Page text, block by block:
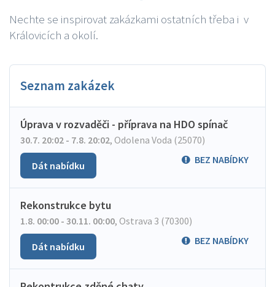
Nechte se inspirovat zakázkami ostatních třeba i v
Královicích a okolí.
Seznam zakázek
Úprava v rozvaděči - příprava na HDO spínač
30.7. 20:02 - 7.8. 20:02, Odolena Voda (25070)
BEZ NABÍDKY
Dát nabídku
Rekonstrukce bytu
1.8. 00:00 - 30.11. 00:00, Ostrava 3 (70300)
BEZ NABÍDKY
Dát nabídku